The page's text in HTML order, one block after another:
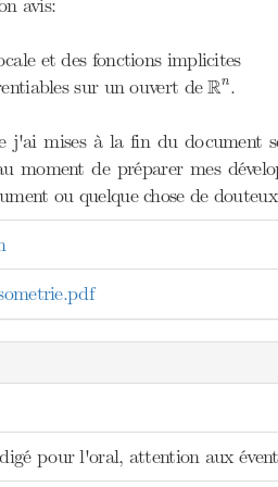
avis:
et des fonctions implicites
sur un ouvert deRn
Rn.
j'ai mises à la fin du document
moment de préparer mes
ou quelque chose de
pour l'oral, attention aux